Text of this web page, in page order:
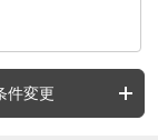
件変更